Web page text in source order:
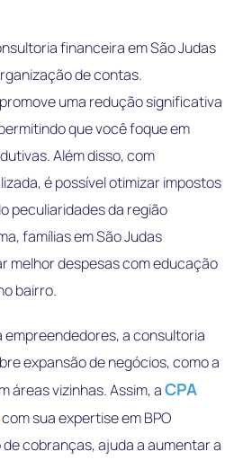
financeira em São Judas
de contas.
uma redução significativa
que você foque em
Além disso, com
é possível otimizar impostos
peculiaridades da região
famílias em São Judas
melhor despesas com educação
bairro.
empreendedores, a consultoria
expansão de negócios, como a
áreas vizinhas. Assim, aCPA
com sua expertise em BPO
cobranças, ajuda a aumentar a